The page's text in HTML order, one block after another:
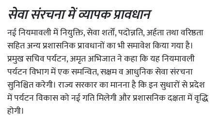
सेवा संरचना में व्यापक प्रावधान
नई नियमावली में नियुक्ति, सेवा शर्तों, पदोन्नति, अर्हता तथा वरिष्ठता
सहित अन्य प्रशासनिक प्रावधानों का भी समावेश किया गया है।
प्रमुख सचिव पर्यटन, अमृत अभिजात ने कहा कि यह नियमावली
पर्यटन विभाग में एक समन्वित, सक्षम व आधुनिक सेवा संरचना
सुनिश्चित करेगी। राज्य सरकार का मानना है कि इन सुधारों से प्रदेश
में पर्यटन विकास को नई गति मिलेगी और प्रशासनिक दक्षता में वृद्धि
होगी।